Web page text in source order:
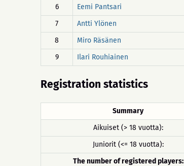
6
Eemi Pantsari
7
Antti Ylönen
8
Miro Räsänen
9
Ilari Rouhiainen
Registration statistics
Summary
Aikuiset (> 18 vuotta):
Juniorit (<= 18 vuotta):
The number of registered players: